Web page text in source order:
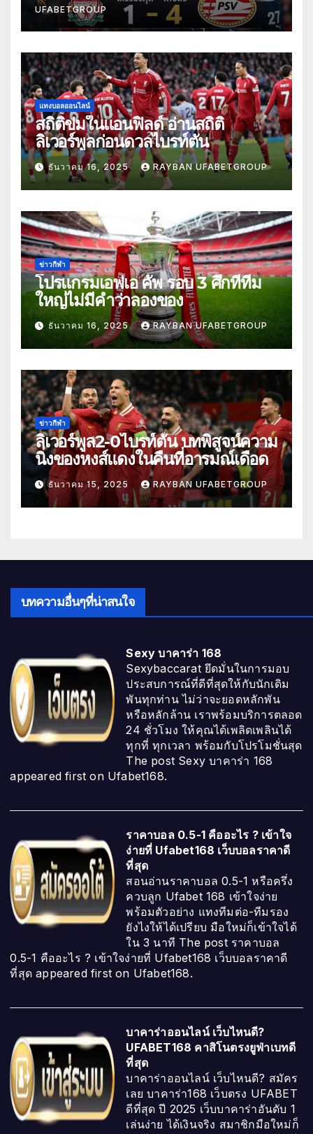
UFABETGROUP
แทงบอลออนไลน์
สถิติข่มในแอนฟิลด์ อ่านสถิติ
ลิเวอร์พูลก่อนดวลไบรท์ตัน
ธันวาคม 16, 2025 RAYBAN UFABETGROUP
ข่าวกีฬา
โปรแกรมเอฟเอ คัพ รอบ 3 ศึกที่ทีม
ใหญ่ไม่มีคำว่าลองของ
ธันวาคม 16, 2025 RAYBAN UFABETGROUP
ข่าวกีฬา
ลิเวอร์พูล2-0ไบรท์ตัน บทพิสูจน์ความ
นิ่งของหงส์แดงในคืนที่อารมณ์เดือด
ธันวาคม 15, 2025 RAYBAN UFABETGROUP
บทความอื่นๆที่น่าสนใจ
Sexy บาคาร่า 168
Sexybaccarat ยึดมั่นในการมอบ
ประสบการณ์ที่ดีที่สุดให้กับนักเดิม
พันทุกท่าน ไม่ว่าจะยอดหลักพัน
หรือหลักล้าน เราพร้อมบริการตลอด
24 ชั่วโมง ให้คุณได้เพลิดเพลินได้
ทุกที่ ทุกเวลา พร้อมกับโปรโมชั่นสุด
The post Sexy บาคาร่า 168
appeared first on Ufabet168.
ราคาบอล 0.5-1 คืออะไร ? เข้าใจ
ง่ายที่ Ufabet168 เว็บบอลราคาดี
ที่สุด
สอนอ่านราคาบอล 0.5-1 หรือครึ่ง
ควบลูก Ufabet 168 เข้าใจง่าย
พร้อมตัวอย่าง แทงทีมต่อ-ทีมรอง
ยังไงให้ได้เปรียบ มือใหม่ก็เข้าใจได้
ใน 3 นาที The post ราคาบอล
0.5-1 คืออะไร ? เข้าใจง่ายที่ Ufabet168 เว็บบอลราคาดี
ที่สุด appeared first on Ufabet168.
บาคาร่าออนไลน์ เว็บไหนดี?
UFABET168 คาสิโนตรงยูฟ่าเบทดี
ที่สุด
บาคาร่าออนไลน์ เว็บไหนดี? สมัคร
เลย บาคาร่า168 เว็บตรง UFABET
ดีที่สุด ปี 2025 เว็บบาคาร่าอันดับ 1
เล่นง่าย ได้เงินจริง สมาชิกมือใหม่ก็